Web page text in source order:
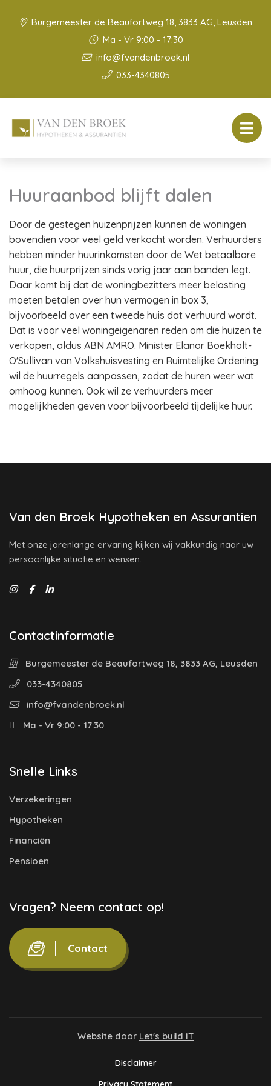
Burgemeester de Beaufortweg 18, 3833 AG, Leusden
Ma - Vr 9:00 - 17:30
info@fvandenbroek.nl
033-4340805
Huuraanbod blijft dalen
Door de gestegen huizenprijzen kunnen de woningen
bovendien voor veel geld verkocht worden. Verhuurders
hebben minder huurinkomsten door de Wet betaalbare
huur, die huurprijzen sinds vorig jaar aan banden legt.
Daar komt bij dat de woningbezitters meer belasting
moeten betalen over hun vermogen in box 3,
bijvoorbeeld over een tweede huis dat verhuurd wordt.
Dat is voor veel woningeigenaren reden om die huizen te
verkopen, aldus ABN AMRO. Minister Elanor Boekholt-
O'Sullivan van Volkshuisvesting en Ruimtelijke Ordening
wil de huurregels aanpassen, zodat de huren weer wat
omhoog kunnen. Ook wil ze verhuurders meer
mogelijkheden geven voor bijvoorbeeld tijdelijke huur.
Van den Broek Hypotheken en Assurantien
Met onze jarenlange ervaring kijken wij vakkundig naar uw
persoonlijke situatie en wensen.
Contactinformatie
Burgemeester de Beaufortweg 18, 3833 AG, Leusden
033-4340805
info@fvandenbroek.nl
Ma - Vr 9:00 - 17:30
Snelle Links
Verzekeringen
Hypotheken
Financiën
Pensioen
Vragen? Neem contact op!
Contact
Website door Let's build IT
Disclaimer